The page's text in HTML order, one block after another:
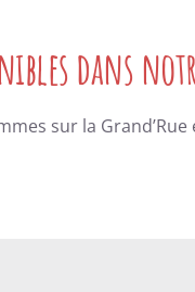
dans
sur la